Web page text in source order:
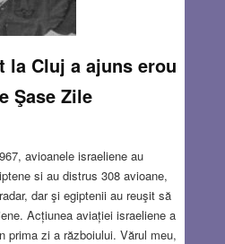
la Cluj a ajuns erou
Şase Zile
avioanele israeliene au
si au distrus 308 avioane,
dar şi egiptenii au reuşit să
Acțiunea aviației israeliene a
prima zi a războiului. Vărul meu,